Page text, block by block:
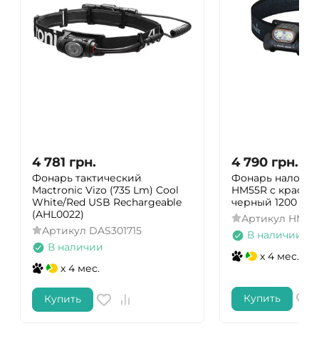
4 781 грн.
Фонарь тактический
Mactronic Vizo (735 Lm) Cool
White/Red USB Rechargeable
(AHL0022)
Артикул DAS301715
В наличии
x 4 мес.
Купить
4 790 грн.
Фонарь
HM55R с
черный 1200 лм
Артикул
В наличии
x 4 мес.
Купить